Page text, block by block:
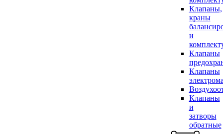
Клапаны,
краны
и
Клапаны
Клапаны
Клапаны
и
затворы
обратные